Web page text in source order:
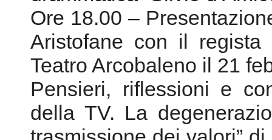
Ore 18.00 –
Aristofane con il
Teatro Arcobaleno il 21
Pensieri, riflessioni e
della TV. La